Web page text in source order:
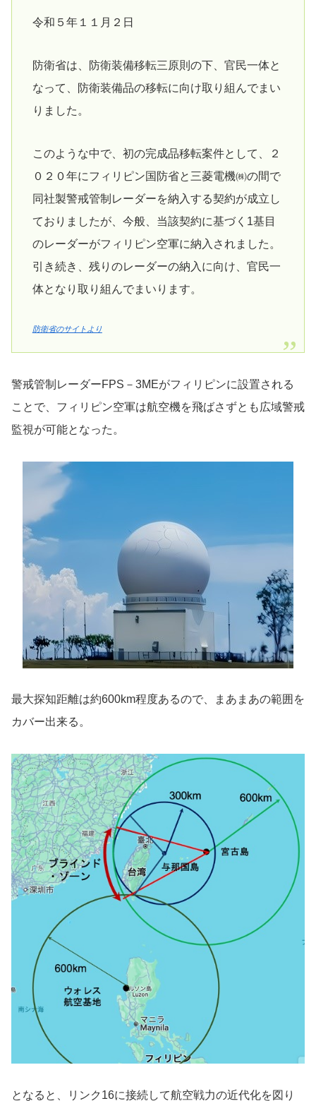
令和５年１１月２日
防衛省は、防衛装備移転三原則の下、官民一体と
なって、防衛装備品の移転に向け取り組んでまい
りました。
このような中で、初の完成品移転案件として、２
０２０年にフィリピン国防省と三菱電機㈱の間で
同社製警戒管制レーダーを納入する契約が成立し
ておりましたが、今般、当該契約に基づく1基目
のレーダーがフィリピン空軍に納入されました。
引き続き、残りのレーダーの納入に向け、官民一
体となり取り組んでまいります。
防衛省のサイトより
警戒管制レーダーFPS－3MEがフィリピンに設置される
ことで、フィリピン空軍は航空機を飛ばさずとも広域警戒
監視が可能となった。
最大探知距離は約600km程度あるので、まあまあの範囲を
カバー出来る。
となると、リンク16に接続して航空戦力の近代化を図り